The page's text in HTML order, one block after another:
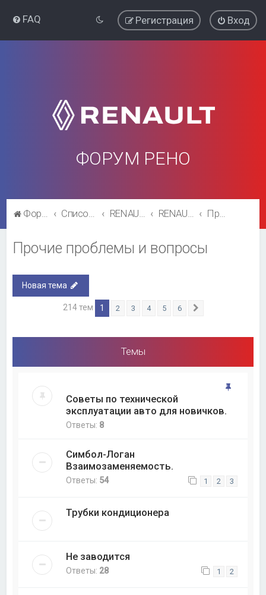
FAQ Вход
Регистрация
ФОРУМ РЕНО
Форум Рено Список форумов RENAULT SYMBOL RENAULT SYMBOL Прочие проблемы и вопросы
Прочие проблемы и вопросы
Новая тема
214 тем 1 2 3 4 5 6
Темы
Советы по технической
эксплуатации авто для новичков.
Ответы: 8
Симбол-Логан
Взаимозаменяемость.
Ответы: 54 1 2 3
Трубки кондиционера
Не заводится
Ответы: 28 1 2